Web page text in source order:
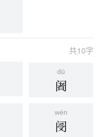
共10字
dū
阇
wén
阌